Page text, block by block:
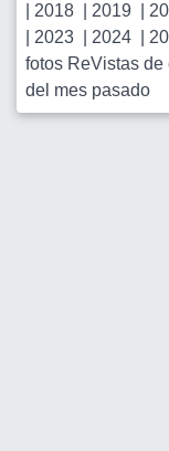
2018 2019
2023 2024
fotos ReVistas
del mes pasado